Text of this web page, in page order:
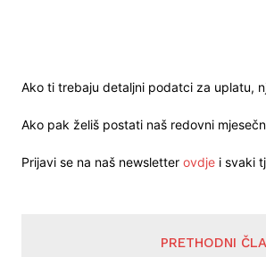
Ako ti trebaju detaljni podatci za uplatu,
Ako pak želiš postati naš redovni
Prijavi se na naš newsletter ovdje i svaki
PRETHODNI